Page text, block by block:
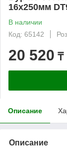
16х250мм
В наличии
Код: 65142
20 520 ₸
Описание
Описание